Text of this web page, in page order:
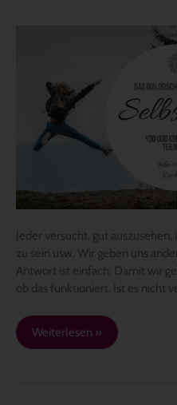
Jeder versucht, gut
zu sein usw. Wir geben uns
Antwort ist einfach: Damit wir
ob das funktioniert. Ist es nicht
Weiterlesen »